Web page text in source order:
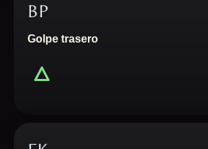
BP
Golpe trasero